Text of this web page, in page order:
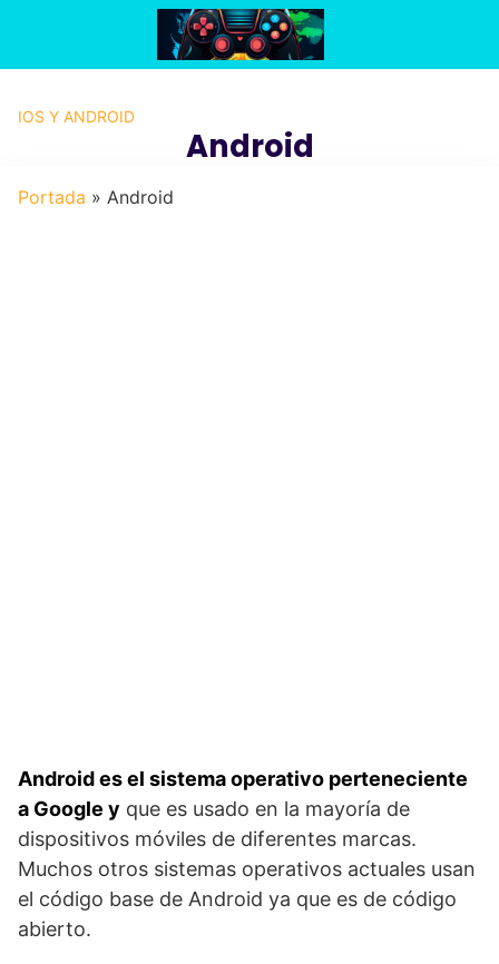
contenido
IOS Y ANDROID
Android
Portada » Android
Android es el sistema operativo perteneciente
a Google y que es usado en la mayoría de
dispositivos móviles de diferentes marcas.
Muchos otros sistemas operativos actuales usan
el código base de Android ya que es de código
abierto.